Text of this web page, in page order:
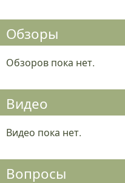
Обзоры
Обзоров пока нет.
Видео
Видео пока нет.
Вопросы